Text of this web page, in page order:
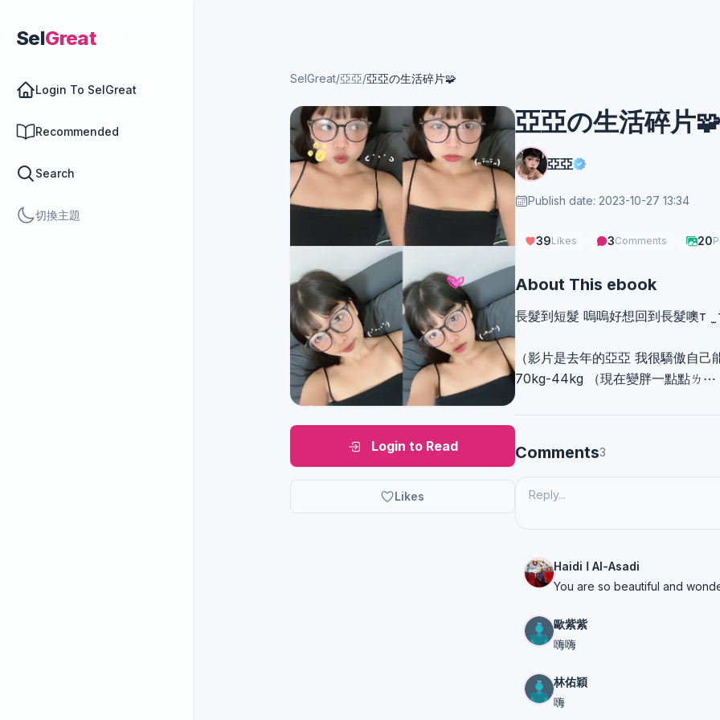
SelGreat
Login To SelGreat
Recommended
Search
切換主題
SelGreat/亞亞/亞亞の生活碎片🧩
Login to Read
Likes
亞亞の生活碎片
亞亞
Publish date: 2023-10-27 13:34
39Likes 3Comments 20
About This ebook
長髮到短髮 嗚嗚好想回到長髮噢т
（影片是去年的亞亞 我很驕傲自己
70kg-44kg （現在變胖一點點ㄌ⋯
Comments3
Haidi ا Al-Asadi
You are so beautiful and
歐紫紫
嗨嗨
林佑穎
嗨